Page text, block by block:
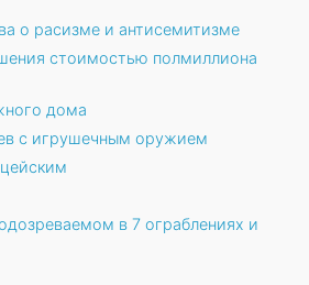
о расизме и антисемитизме
стоимостью полмиллиона
дома
с игрушечным оружием
в 7 ограблениях и